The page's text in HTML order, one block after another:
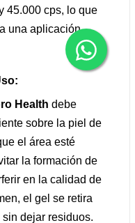
45.000 cps, lo que
una aplicación
Health debe
sobre la piel de
el área esté
la formación de
en la calidad de
el gel se retira
dejar residuos.